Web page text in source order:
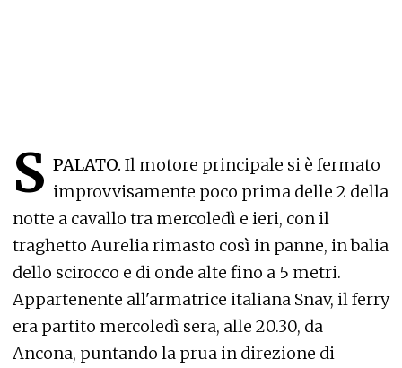
S PALATO. Il motore principale si è fermato
improvvisamente poco prima delle 2 della
notte a cavallo tra mercoledì e ieri, con il
traghetto Aurelia rimasto così in panne, in balia
dello scirocco e di onde alte fino a 5 metri.
Appartenente all'armatrice italiana Snav, il ferry
era partito mercoledì sera, alle 20.30, da
Ancona, puntando la prua in direzione di